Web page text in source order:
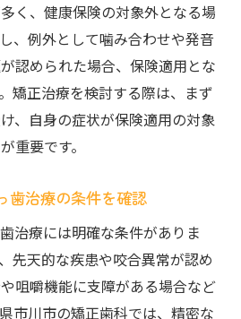
く、健康保険の対象外となる場
、例外として噛み合わせや発音
認められた場合、保険適用とな
矯正治療を検討する際は、まず
、自身の症状が保険適用の対象
重要です。
歯治療の条件を確認
治療には明確な条件がありま
先天的な疾患や咬合異常が認め
咀嚼機能に支障がある場合など
市川市の矯正歯科では、精密な